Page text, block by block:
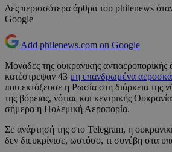
Δες περισσότερα άρθρα του philenews
Google
Add philenews.com on Google
Μονάδες της ουκρανικής αντιαεροπορικής
κατέστρεψαν 43 μη επανδρωμένα
που εκτόξευσε η Ρωσία στη διάρκεια της
της βόρειας, νότιας και κεντρικής
σήμερα η Πολεμική Αεροπορία.
Σε ανάρτησή της στο Telegram, η
δεν διευκρίνισε, ωστόσο, τι συνέβη στα